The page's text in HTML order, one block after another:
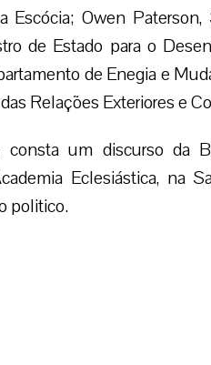
Escócia; Owen
de Estado para o
de Enegia e
Relações Exteriores e
consta um discurso da
Eclesiástica, na
politico.